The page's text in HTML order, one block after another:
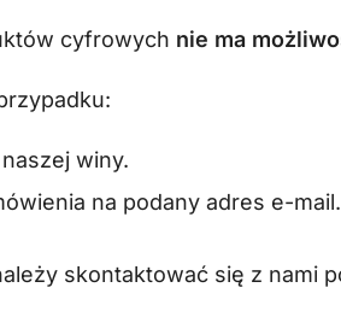
cyfrowych nie ma
winy.
na podany adres e-mail.
skontaktować się z nami